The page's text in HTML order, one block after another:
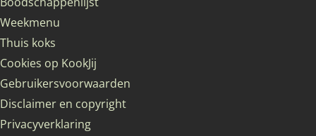
Weekmenu
Thuis koks
Cookies op KookJij
Gebruikersvoorwaarden
Disclaimer en copyright
Privacyverklaring